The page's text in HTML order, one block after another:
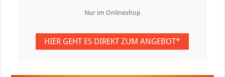
Nur im Onlineshop
HIER GEHT ES DIREKT ZUM ANGEBOT*